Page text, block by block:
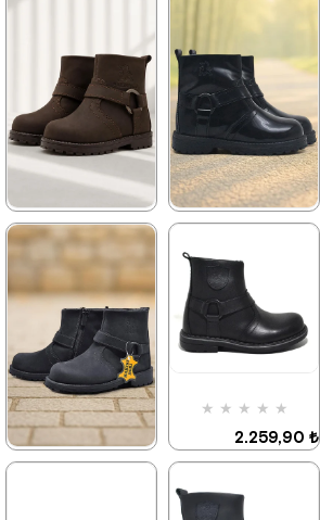
2.259,90 ₺
3.879,90 ₺
%42İndirim
Ücretsiz
Kargo
★ ★
2.049,90 ₺
3.519,90 ₺
%42İndirim
Ücretsiz
Kargo
★ ★ ★ ★
3.519,90 ₺
%42İndirim
Ücretsiz
Kargo
2.049,90 ₺
3.519,90 ₺
★ ★ ★ ★ ★
2.259,90 ₺
3.879,90 ₺